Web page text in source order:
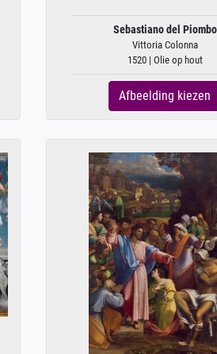
Sebastiano del Piombo
Vittoria Colonna
1520 | Olie op hout
Afbeelding kiezen